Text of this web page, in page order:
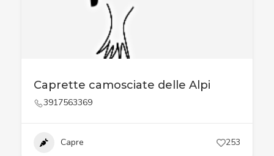
Caprette camosciate delle Alpi
3917563369
Capre 253